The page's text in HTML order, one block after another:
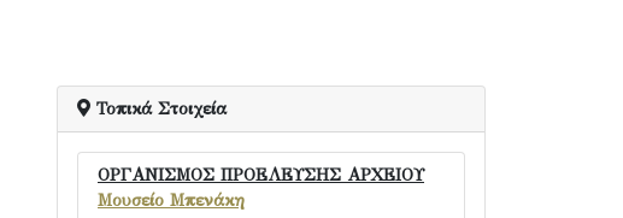
Τοπικά Στοιχεία
ΟΡΓΑΝΙΣΜΟΣ ΠΡΟΕΛΕΥΣΗΣ ΑΡΧΕΙΟΥ
Μουσείο Μπενάκη